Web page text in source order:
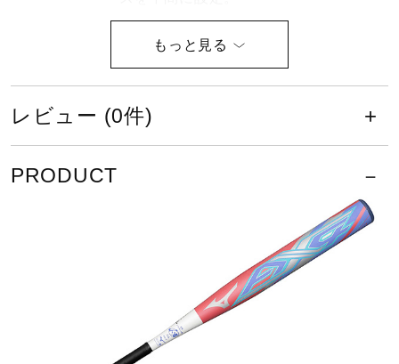
コラボ／ライセンス
セール
0135）バットのバランスが先端。
トップバランス（ロングヒッター向
き）
0135：ホワイト×グリーン
レビュー (0件)
PRODUCT